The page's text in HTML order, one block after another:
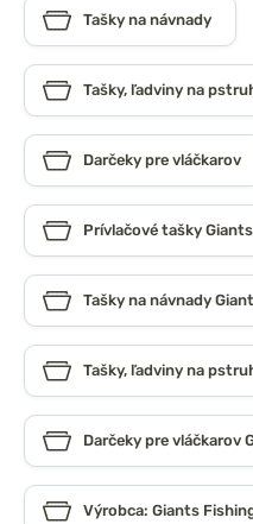
Tašky na návnady
Tašky, ľadviny na
Darčeky pre vláčkarov
Prívlačové tašky
Tašky na návnady
Tašky, ľadviny na
Darčeky pre vláčkarov
Výrobca: Giants